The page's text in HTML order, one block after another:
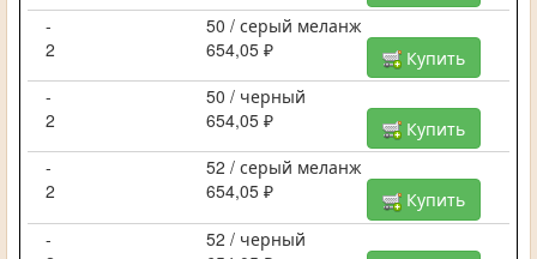
-
50 / серый меланж
2
654,05 ₽
Купить
-
50 / черный
2
654,05 ₽
Купить
-
52 / серый меланж
2
654,05 ₽
Купить
-
52 / черный